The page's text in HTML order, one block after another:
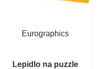
Eurographics
Lepidlo na puzzle